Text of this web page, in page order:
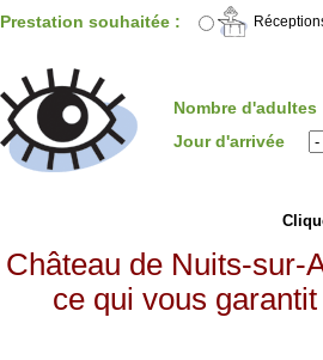
Prestation souhaitée :
Nombre
Jour d'arrivée
Château de Nuits-sur-
ce qui vous